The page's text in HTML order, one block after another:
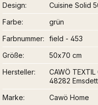
Design
Cuisine Solid
Farbe
grün
Farbnummer
field - 453
Größe
50x70 cm
Hersteller
CAWÖ
48282
Marke
Cawö Home